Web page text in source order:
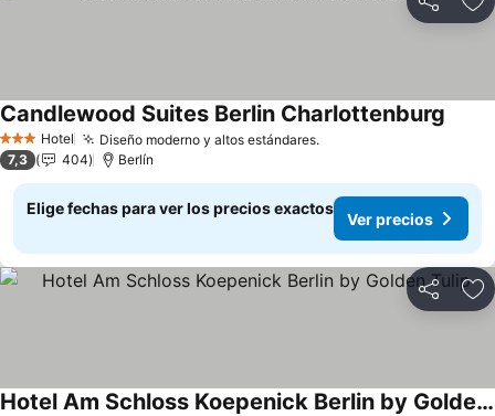
Compartir
3 Estrellas
Hotel Diseño moderno y altos estándares.Ver precios
Candlewood Suites Berlin Charlottenburg
7,3 404 Berlín
Elige fechas para ver los precios exactos
Ver precios
Compartir
Hotel Am Schloss Koepenick Berlin by Golden Tulip